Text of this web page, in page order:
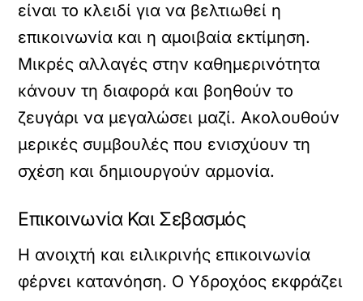
είναι το κλειδί για να βελτιωθεί η
επικοινωνία και η αμοιβαία εκτίμηση.
Μικρές αλλαγές στην καθημερινότητα
κάνουν τη διαφορά και βοηθούν το
ζευγάρι να μεγαλώσει μαζί. Ακολουθούν
μερικές συμβουλές που ενισχύουν τη
σχέση και δημιουργούν αρμονία.
Επικοινωνία Και Σεβασμός
Η ανοιχτή και ειλικρινής επικοινωνία
φέρνει κατανόηση. Ο Υδροχόος εκφράζει